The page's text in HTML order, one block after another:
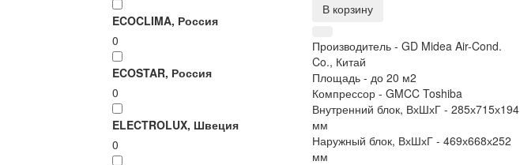
ECOCLIMA, Россия
0
ECOSTAR, Россия
0
ELECTROLUX, Швеция
0
В корзину
Производитель - GD Midea Air-Cond.
Co., Китай
Площадь - до 20 м2
Компрессор - GMCC Toshiba
Внутренний блок, ВхШхГ - 285х715х194
мм
Наружный блок, ВхШхГ - 469х668х252
мм